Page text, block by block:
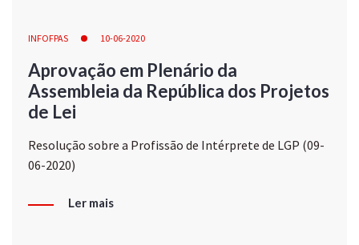
INFOFPAS 10-06-2020
Aprovação em Plenário da
Assembleia da República dos Projetos
de Lei
Resolução sobre a Profissão de Intérprete de LGP (09-
06-2020)
Ler mais